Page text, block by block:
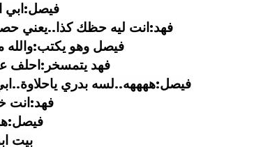
فيصل:ابي
فهد:انت ليه حظك كذا..يعني
فيصل وهو
فهد يتمسخر:احلف
فيصل:ههههه..لسه بدري ياحلاوة..ابي
فهد:انت
بيت